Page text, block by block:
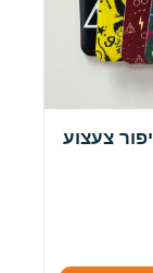
צעצוע